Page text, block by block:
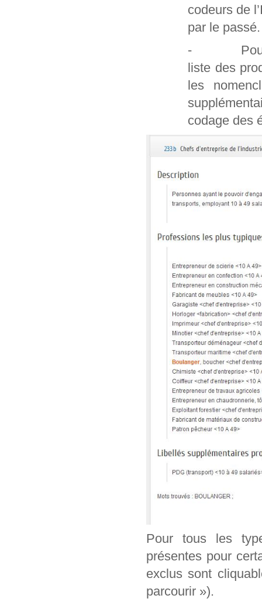
codeurs de
par le passé.
- Pour les
liste des
les
codage des
Pour tous les
présentes pour
exclus sont
parcourir »).